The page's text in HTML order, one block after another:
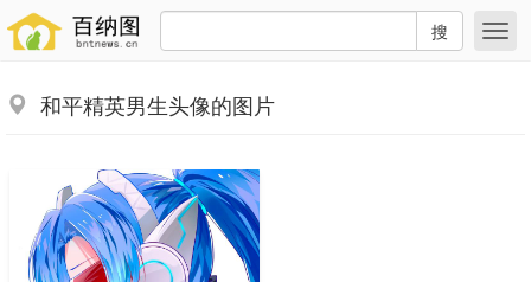
搜
和平精英男生头像的图片